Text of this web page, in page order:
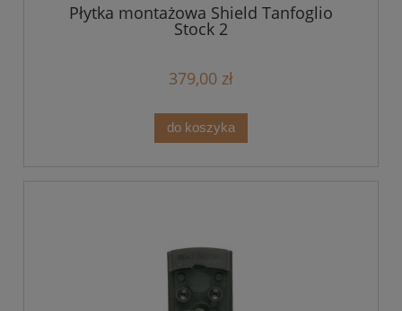
Płytka montażowa Shield Tanfoglio
Stock 2
379,00 zł
do koszyka